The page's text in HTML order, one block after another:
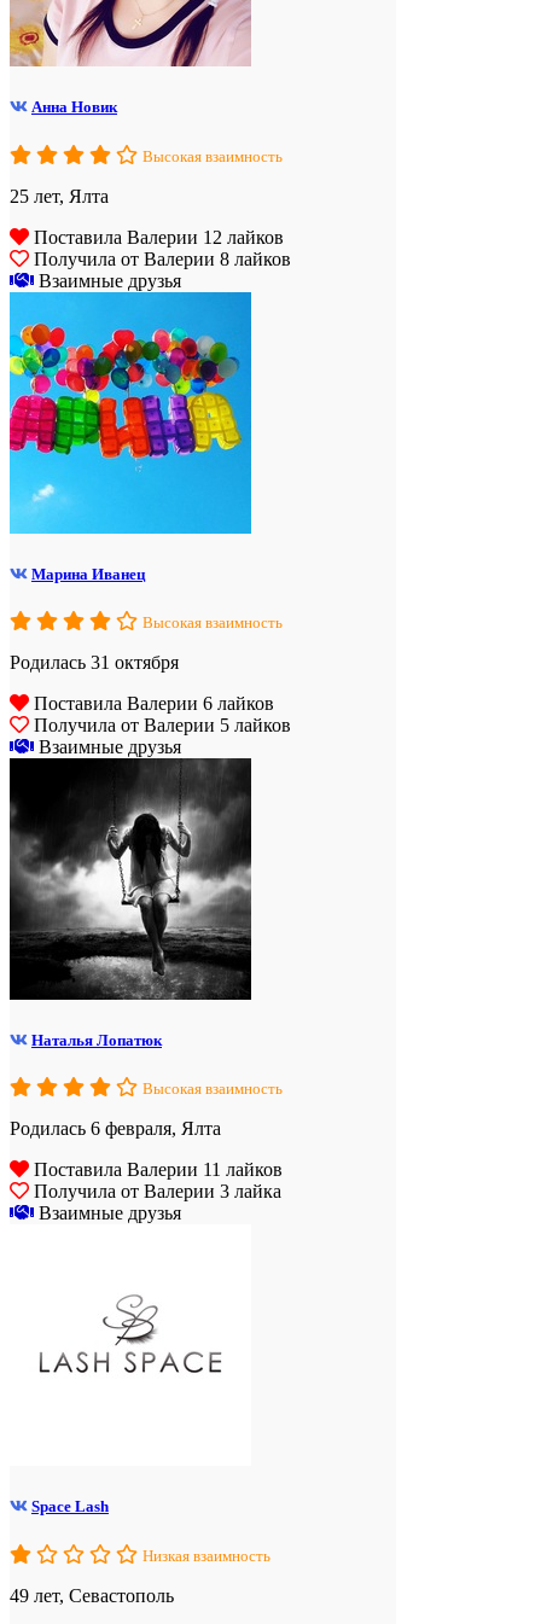
Анна Новик
Высокая взаимность
25 лет, Ялта
Поставила Валерии 12 лайков
Получила от Валерии 8 лайков
Взаимные друзья
Марина Иванец
Высокая взаимность
Родилась 31 октября
Поставила Валерии 6 лайков
Получила от Валерии 5 лайков
Взаимные друзья
Наталья Лопатюк
Высокая взаимность
Родилась 6 февраля, Ялта
Поставила Валерии 11 лайков
Получила от Валерии 3 лайка
Взаимные друзья
Space Lash
Низкая взаимность
49 лет, Севастополь